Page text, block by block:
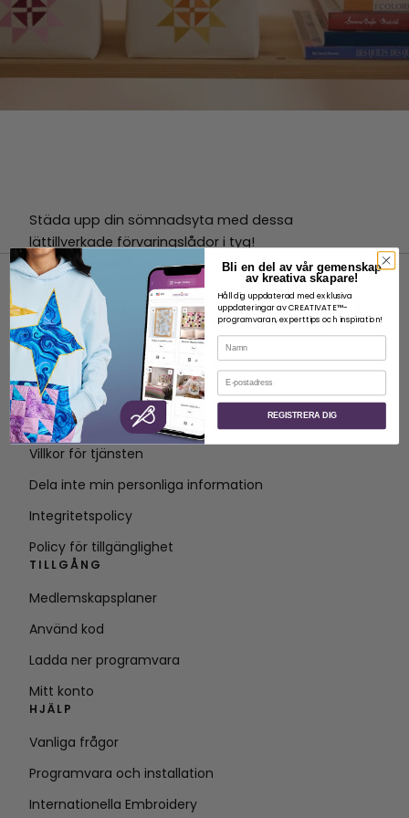
Städa upp din sömnadsyta med dessa
lättillverkade förvaringslådor i tyg!
OM
Om SVP Worldwide
Kontakt
Villkor för tjänsten
Dela inte min personliga information
Integritetspolicy
Policy för tillgänglighet
TILLGÅNG
Medlemskapsplaner
Använd kod
Ladda ner programvara
Mitt konto
HJÄLP
Vanliga frågor
Programvara och installation
Internationella Embroidery
Bli en del av vår gemenskap
av kreativa skapare!
Håll dig uppdaterad med exklusiva
uppdateringar av CREATIVATE™-
programvaran, experttips och inspiration!
Namn
E-post
REGISTRERA DIG